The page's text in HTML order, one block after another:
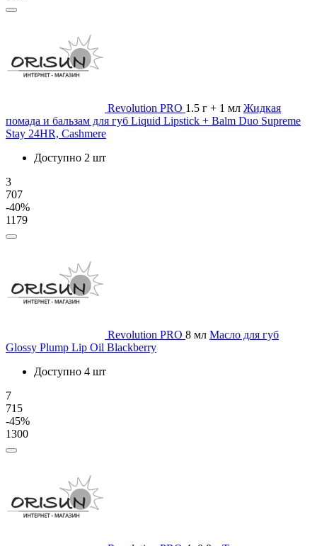
Revolution PRO 1.5 г + 1 мл Жидкая
помада и бальзам для губ Liquid Lipstick + Balm Duo Supreme
Stay 24HR, Cashmere
Доступно 2 шт
3
707
-40%
1179
Revolution PRO 8 мл Масло для губ
Glossy Plump Lip Oil Blackberry
Доступно 4 шт
7
715
-45%
1300